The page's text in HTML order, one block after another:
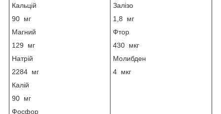
Кальцій
90 мг
Магний
129 мг
Натрій
2284 мг
Калій
90 мг
Фосфор
Залізо
1,8 мг
Фтор
430 мкг
Молибден
4 мкг